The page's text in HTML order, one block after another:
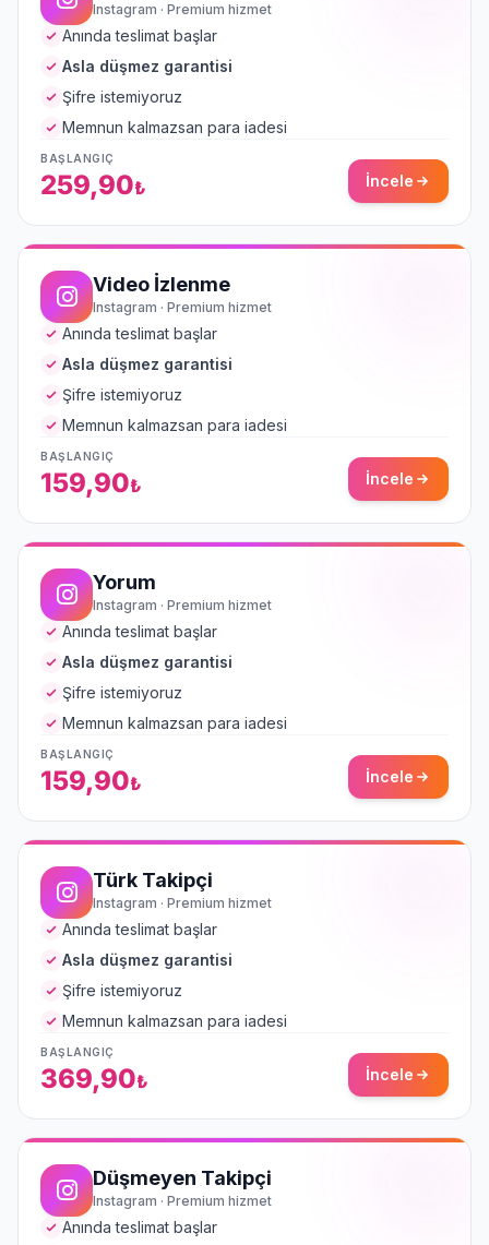
Instagram · Premium hizmet
Anında teslimat başlar
Asla düşmez garantisi
Şifre istemiyoruz
Memnun kalmazsan para iadesi
BAŞLANGIÇ
259,90₺ İncele
Video İzlenme
Instagram · Premium hizmet
Anında teslimat başlar
Asla düşmez garantisi
Şifre istemiyoruz
Memnun kalmazsan para iadesi
BAŞLANGIÇ
159,90₺ İncele
Yorum
Instagram · Premium hizmet
Anında teslimat başlar
Asla düşmez garantisi
Şifre istemiyoruz
Memnun kalmazsan para iadesi
BAŞLANGIÇ
159,90₺ İncele
Türk Takipçi
Instagram · Premium hizmet
Anında teslimat başlar
Asla düşmez garantisi
Şifre istemiyoruz
Memnun kalmazsan para iadesi
BAŞLANGIÇ
369,90₺ İncele
Düşmeyen Takipçi
Instagram · Premium hizmet
Anında teslimat başlar
Teslimat ne kadar sürer?
Hangi ödeme yöntemleri var?
Düşüş olursa telafi var mı?